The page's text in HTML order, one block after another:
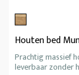
Houten bed
Prachtig massief
leverbaar zonder